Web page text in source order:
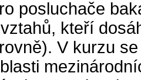
posluchače
kteří
V kurzu